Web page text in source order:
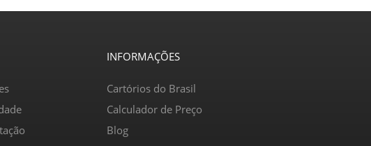
INFORMAÇÕES
Cartórios do Brasil
Calculador de Preço
Blog